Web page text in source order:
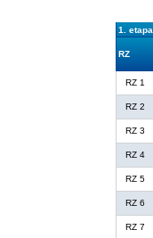
1. etapa
RZ
RZ 1
RZ 2
RZ 3
RZ 4
RZ 5
RZ 6
RZ 7